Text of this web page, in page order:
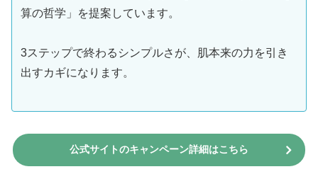
算の哲学」を提案しています。
3ステップで終わるシンプルさが、肌本来の力を引き
出すカギになります。
公式サイトのキャンペーン詳細はこちら